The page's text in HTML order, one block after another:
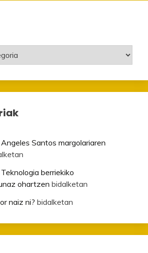
Angeles Santos margolariaren
Teknologia berriekiko
ohartzen bidalketan
naiz ni? bidalketan